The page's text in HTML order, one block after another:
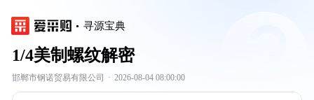
寻源宝典
1/4美制螺纹解密
邯郸市钢诺贸易有限公司 · 2026-08-04 08:00:00